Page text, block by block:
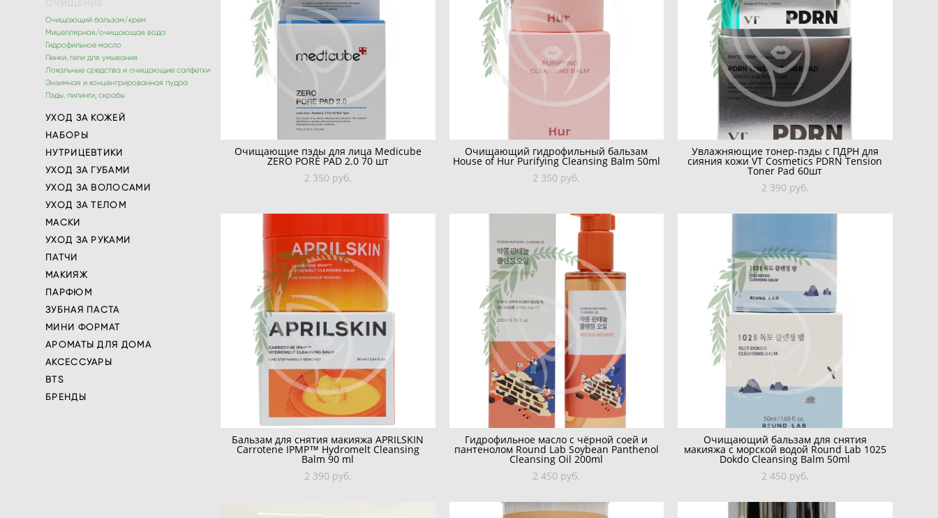
Очищающий бальзам/крем
Мицеллярная/очищающая вода
Гидрофильное масло
Пенки, гели для умывания
Локальные средства и очищающие салфетки
Энзимная и концентрированная пудра
Пэды, пилинги, скрабы
УХОД ЗА КОЖЕЙ
НАБОРЫ
НУТРИЦЕВТИКИ
УХОД ЗА ГУБАМИ
УХОД ЗА ВОЛОСАМИ
УХОД ЗА ТЕЛОМ
МАСКИ
УХОД ЗА РУКАМИ
ПАТЧИ
МАКИЯЖ
ПАРФЮМ
ЗУБНАЯ ПАСТА
МИНИ ФОРМАТ
АРОМАТЫ ДЛЯ ДОМА
АКСЕССУАРЫ
BTS
БРЕНДЫ
Очищающие пэды для лица Medicube
ZERO PORE PAD 2.0 70 шт
2 350 pуб.
Очищающий гидрофильный бальзам
House of Hur Purifying Cleansing Balm 50ml
2 350 pуб.
Увлажняющие тонер-пэды с ПДРН для
сияния кожи VT Cosmetics PDRN Tension
Toner Pad 60шт
2 390 pуб.
Бальзам для снятия макияжа APRILSKIN
Carrotene IPMP™ Hydromelt Cleansing
Balm 90 ml
2 390 pуб.
Гидрофильное масло с чёрной соей и
пантенолом Round Lab Soybean Panthenol
Cleansing Oil 200ml
2 450 pуб.
Очищающий бальзам для снятия
макияжа с морской водой Round Lab 1025
Dokdo Cleansing Balm 50ml
2 450 pуб.